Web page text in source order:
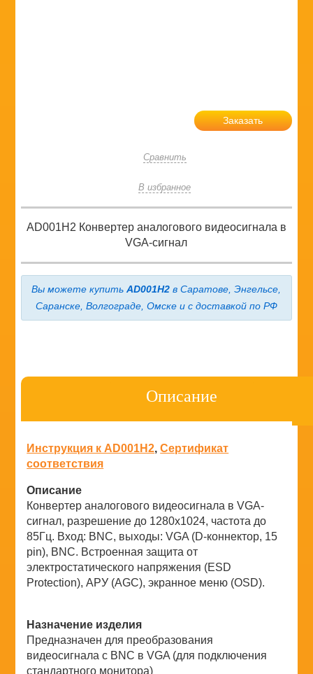
Заказать
Сравнить
В избранное
AD001H2 Конвертер аналогового видеосигнала в
VGA-сигнал
Вы можете купитьAD001H2 в Саратове, Энгельсе,
Саранске, Волгограде, Омске и с доставкой по РФ
Описание
Инструкция к AD001H2,Сертификат
соответствия
Описание
Конвертер аналогового видеосигнала в VGA-
сигнал, разрешение до 1280х1024, частота до
85Гц. Вход: BNC, выходы: VGA (D-коннектор, 15
pin), BNC. Встроенная защита от
электростатического напряжения (ESD
Protection), АРУ (AGC), экранное меню (OSD).
Назначение изделия
Предназначен для преобразования
видеосигнала с BNC в VGA (для подключения
стандартного монитора)